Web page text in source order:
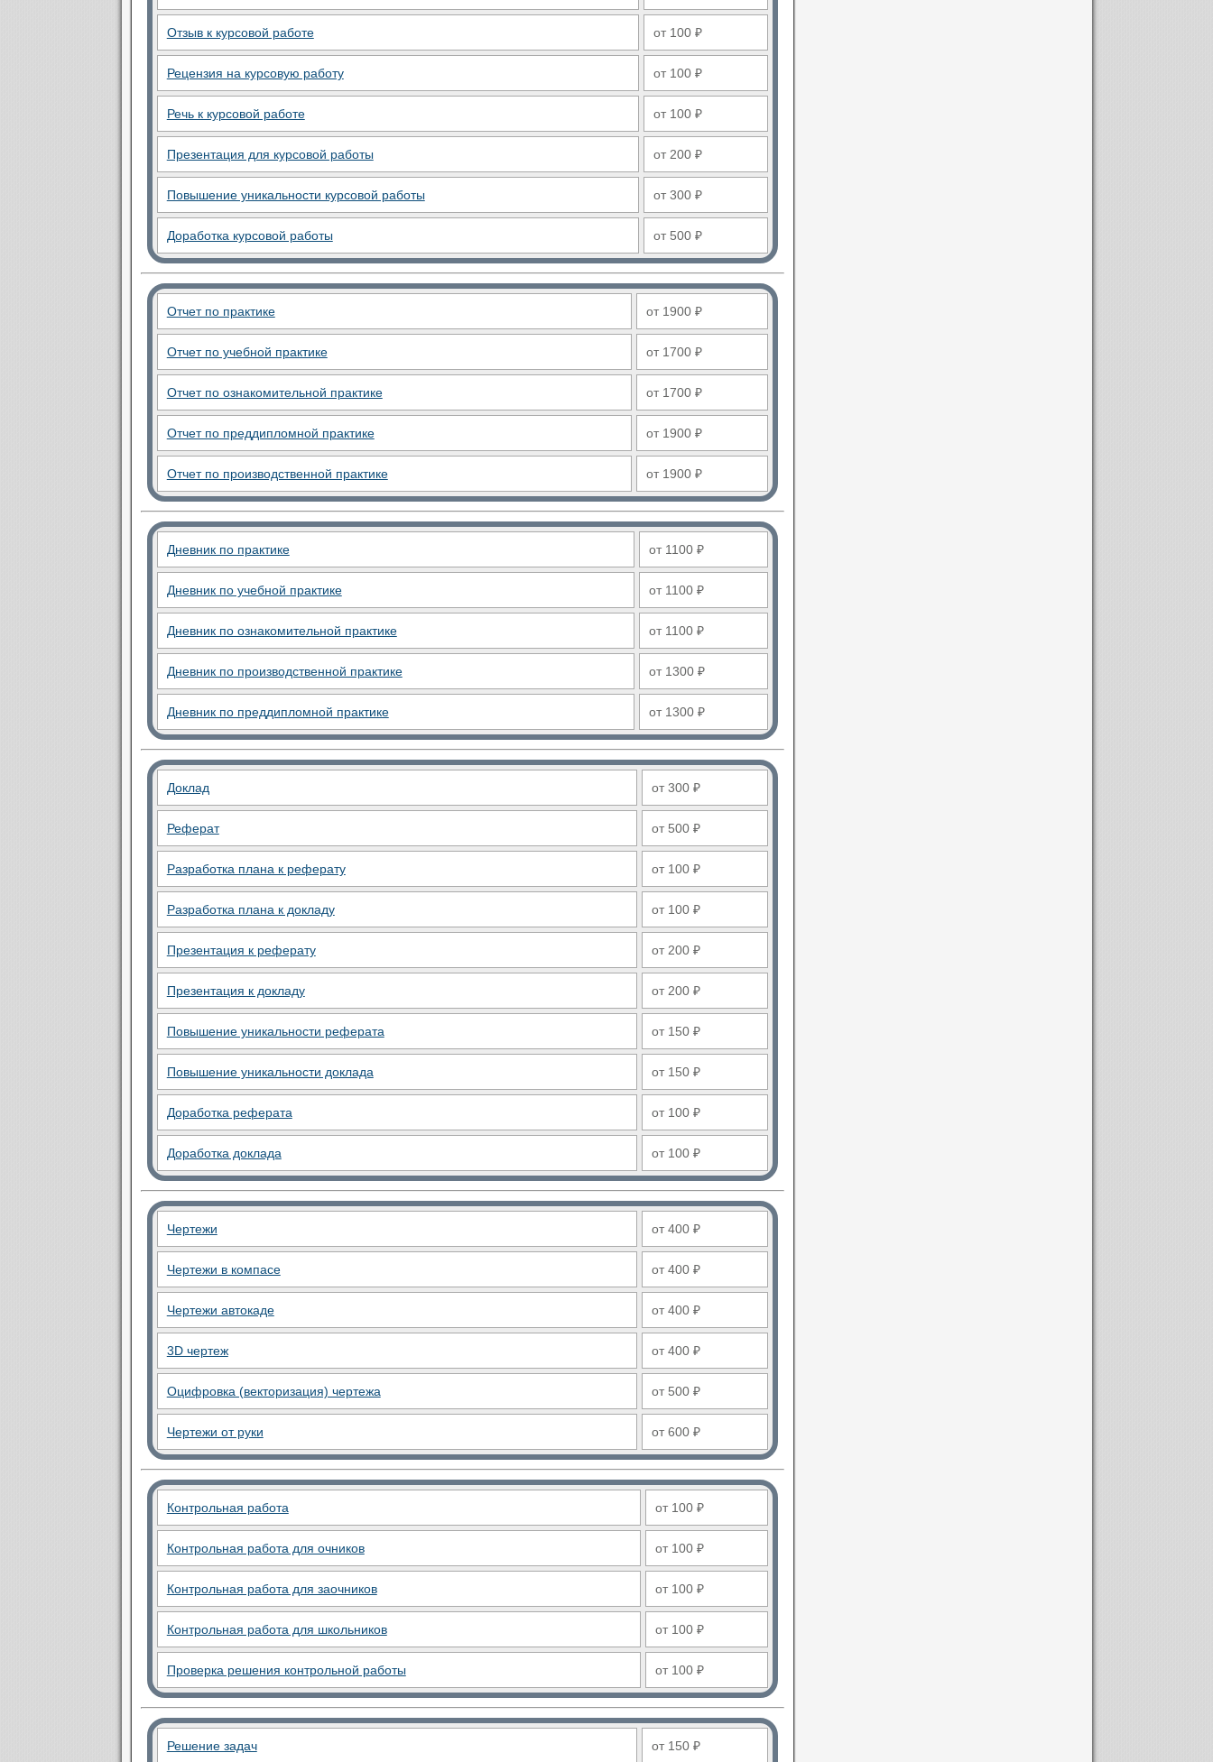
Отзыв к курсовой работе от 100 ₽
Рецензия на курсовую работу от 100 ₽
Речь к курсовой работе от 100 ₽
Презентация для курсовой работы от 200 ₽
Повышение уникальности курсовой работы от 300 ₽
Доработка курсовой работы от 500 ₽
Отчет по практике от 1900 ₽
Отчет по учебной практике от 1700 ₽
Отчет по ознакомительной практике от 1700 ₽
Отчет по преддипломной практике от 1900 ₽
Отчет по производственной практике от 1900 ₽
Дневник по практике от 1100 ₽
Дневник по учебной практике от 1100 ₽
Дневник по ознакомительной практике от 1100 ₽
Дневник по производственной практике от 1300 ₽
Дневник по преддипломной практике от 1300 ₽
Доклад от 300 ₽
Реферат от 500 ₽
Разработка плана к реферату от 100 ₽
Разработка плана к докладу от 100 ₽
Презентация к реферату от 200 ₽
Презентация к докладу от 200 ₽
Повышение уникальности реферата от 150 ₽
Повышение уникальности доклада от 150 ₽
Доработка реферата от 100 ₽
Доработка доклада от 100 ₽
Чертежи от 400 ₽
Чертежи в компасе от 400 ₽
Чертежи автокаде от 400 ₽
3D чертеж от 400 ₽
Оцифровка (векторизация) чертежа от 500 ₽
Чертежи от руки от 600 ₽
Контрольная работа от 100 ₽
Контрольная работа для очников от 100 ₽
Контрольная работа для заочников от 100 ₽
Контрольная работа для школьников от 100 ₽
Проверка решения контрольной работы от 100 ₽
Решение задач от 150 ₽